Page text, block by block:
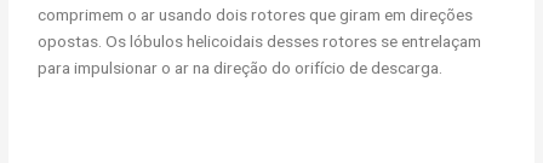
comprimem o ar usando dois rotores que giram em direções
opostas. Os lóbulos helicoidais desses rotores se entrelaçam
para impulsionar o ar na direção do orifício de descarga.